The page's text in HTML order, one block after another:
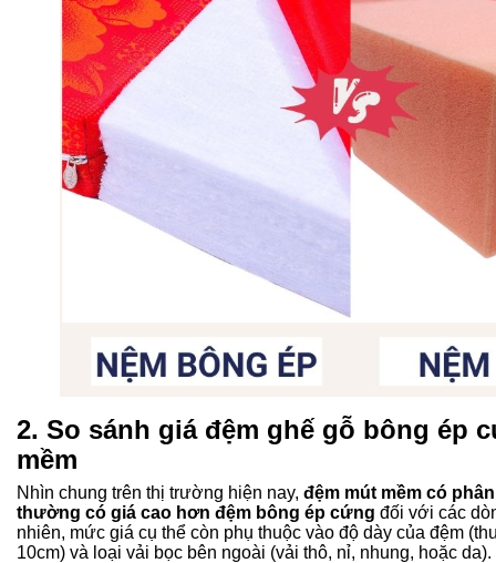
2. So sánh giá đệm ghế gỗ bông ép
mềm
Nhìn chung trên thị trường hiện nay, đệm mút mềm có
thường có giá cao hơn đệm bông ép cứng đối với các
nhiên, mức giá cụ thể còn phụ thuộc vào độ dày của đệm
10cm) và loại vải bọc bên ngoài (vải thô, nỉ, nhung, hoặc da).